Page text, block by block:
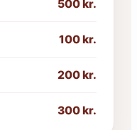
500 kr.
100 kr.
200 kr.
300 kr.